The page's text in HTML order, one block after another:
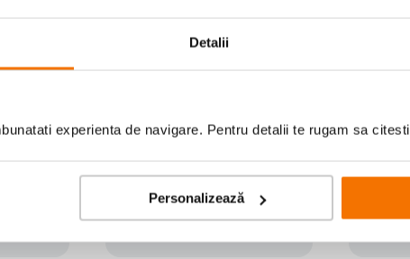
Detalii
experienta de navigare. Pentru detalii te rugam sa citesti
Personalizează